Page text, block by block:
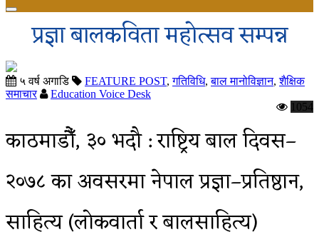
प्रज्ञा बालकविता महोत्सव सम्पन्न
५ वर्ष अगाडि FEATURE POST,गतिविधि,बाल मानोविज्ञान,शैक्षिक
समाचार
Education Voice Desk
1054
काठमाडौँ, ३० भदौ : राष्ट्रिय बाल दिवस–
२०७८ का अवसरमा नेपाल प्रज्ञा–प्रतिष्ठान,
साहित्य (लोकवार्ता र बालसाहित्य)